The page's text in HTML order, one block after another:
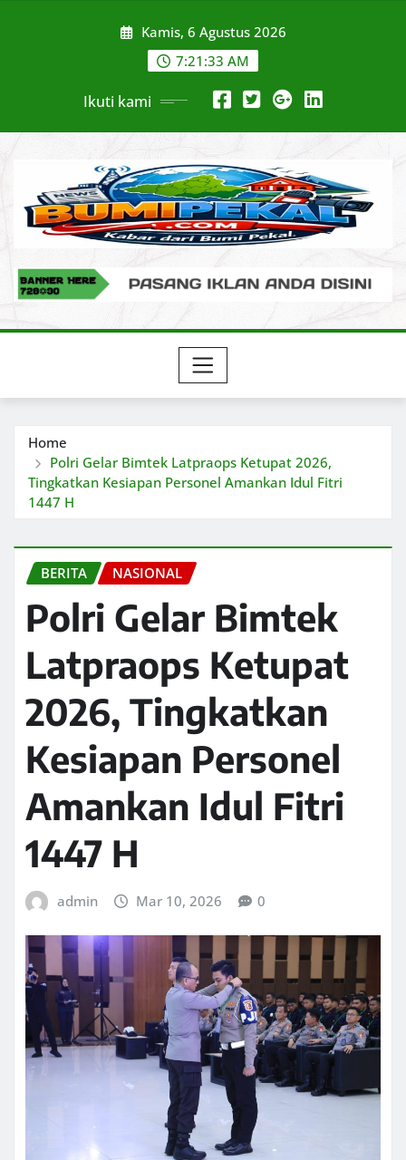
Kamis, 6 Agustus 2026
7:21:34 AM
Ikuti kami
Home
Polri Gelar Bimtek Latpraops Ketupat 2026,
Tingkatkan Kesiapan Personel Amankan Idul Fitri
1447 H
BERITA NASIONAL
Polri Gelar Bimtek
Latpraops Ketupat
2026, Tingkatkan
Kesiapan Personel
Amankan Idul Fitri
1447 H
admin Mar 10, 2026 0